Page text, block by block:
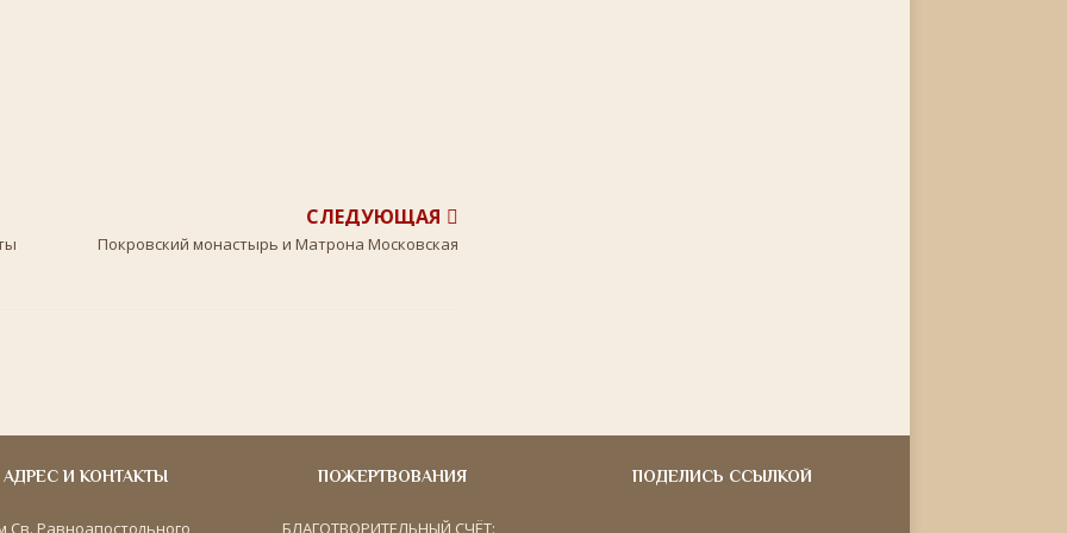
СЛЕДУЮЩАЯ
Покровский монастырь и Матрона Московская
АДРЕС И КОНТАКТЫ
Св. Равноапостольного
ПОЖЕРТВОВАНИЯ
БЛАГОТВОРИТЕЛЬНЫЙ СЧЁТ:
ПОДЕЛИСЬ ССЫЛКОЙ